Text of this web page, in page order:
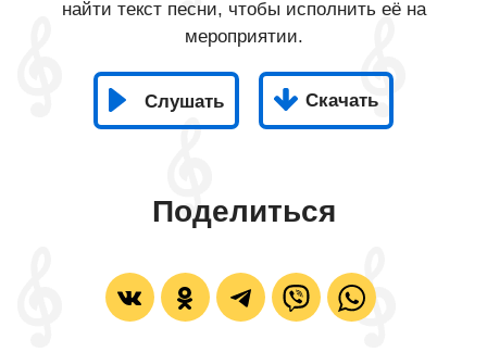
найти текст песни, чтобы исполнить её на
мероприятии.
Слушать Скачать
Поделиться